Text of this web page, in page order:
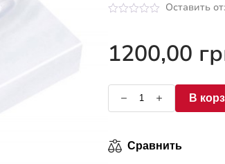
5
Оставить
1200,00
В
Сравнить